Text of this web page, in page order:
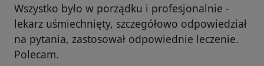
Wszystko było w porządku i profesjonalnie -
lekarz uśmiechnięty, szczegółowo odpowiedział
na pytania, zastosował odpowiednie leczenie.
Polecam.